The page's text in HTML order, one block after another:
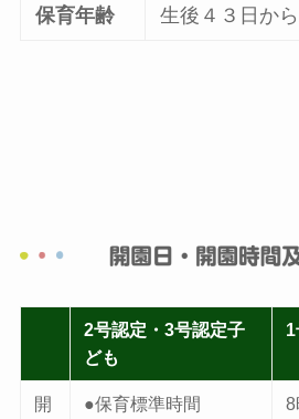
保育年齢 生後４３日か
2号認定・3号認定子
ども
開
●保育標準時間
8